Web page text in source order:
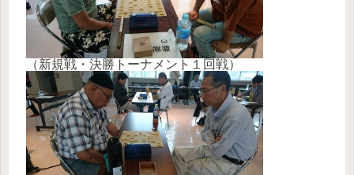
（新規戦・決勝トーナメント１回戦）